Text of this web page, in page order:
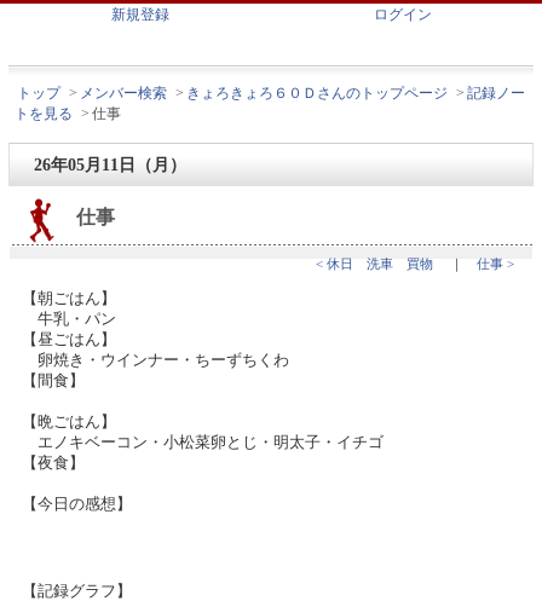
新規登録 ログイン
トップ > メンバー検索 > きょろきょろ６０Ｄさんのトップページ > 記録ノー
トを見る > 仕事
26年05月11日（月）
仕事
< 休日 洗車 買物 ｜ 仕事 >
【朝ごはん】
牛乳・パン
【昼ごはん】
卵焼き・ウインナー・ちーずちくわ
【間食】
【晩ごはん】
エノキベーコン・小松菜卵とじ・明太子・イチゴ
【夜食】
【今日の感想】
【記録グラフ】